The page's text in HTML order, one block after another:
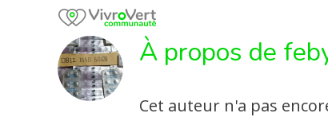
content
À propos de
Cet auteur n'a pas